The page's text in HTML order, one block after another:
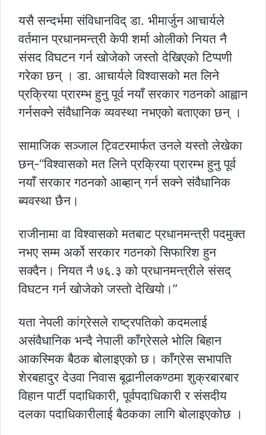
यसै सन्दर्भमा संविधानविद् डा. भीमार्जुन आचार्यले
वर्तमान प्रधानमन्त्री केपी शर्मा ओलीको नियत नै
संसद विघटन गर्न खोजेको जस्तो देखिएको टिप्पणी
गरेका छन् । डा. आचार्यले विश्वासको मत लिने
प्रक्रिया प्रारम्भ हुनु पूर्व नयाँ सरकार गठनको आह्वान
गर्नसक्ने संवैधानिक व्यवस्था नभएको बताएका छन् ।
सामाजिक सञ्जाल ट्विटरमार्फत उनले यस्तो लेखेका
छन्-“विश्वासको मत लिने प्रक्रिया प्रारम्भ हुनु पूर्व
नयाँ सरकार गठनको आब्हान् गर्न सक्ने संवैधानिक
ब्यवस्था छैन।
राजीनामा वा विश्वासको मतबाट प्रधानमन्त्री पदमुक्त
नभए सम्म अर्को सरकार गठनको सिफारिश हुन
सक्दैन। नियत नै ७६.३ को प्रधानमन्त्रीले संसद्
विघटन गर्न खोजेको जस्तो देखियो।”
यता नेपली कांग्रेसले राष्ट्रपतिको कदमलाई
असंवैधानिक भन्दै नेपाली काँग्रेसले भोलि बिहान
आकस्मिक बैठक बोलाइएको छ। काँग्रेस सभापति
शेरबहादुर देउवा निवास बूढानीलकण्ठमा शुक्रबारबार
विहान पार्टी पदाधिकारी, पूर्वपदाधिकारी र संसदीय
दलका पदाधिकारीलाई बैठकका लागि बोलाइएकोछ ।